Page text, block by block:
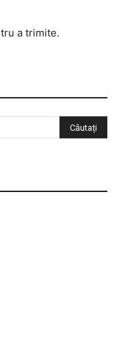
a trimite.